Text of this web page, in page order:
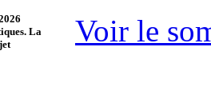
La
Voir le